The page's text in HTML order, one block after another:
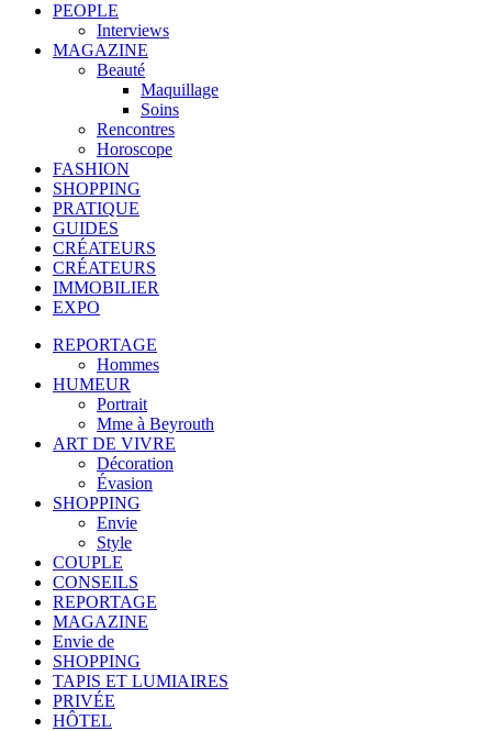
PEOPLE
Interviews
MAGAZINE
Beauté
Maquillage
Soins
Rencontres
Horoscope
FASHION
SHOPPING
PRATIQUE
GUIDES
CRÉATEURS
CRÉATEURS
IMMOBILIER
EXPO
REPORTAGE
Hommes
HUMEUR
Portrait
Mme à Beyrouth
ART DE VIVRE
Décoration
Évasion
SHOPPING
Envie
Style
COUPLE
CONSEILS
REPORTAGE
MAGAZINE
Envie de
SHOPPING
TAPIS ET LUMIAIRES
PRIVÉE
HÔTEL